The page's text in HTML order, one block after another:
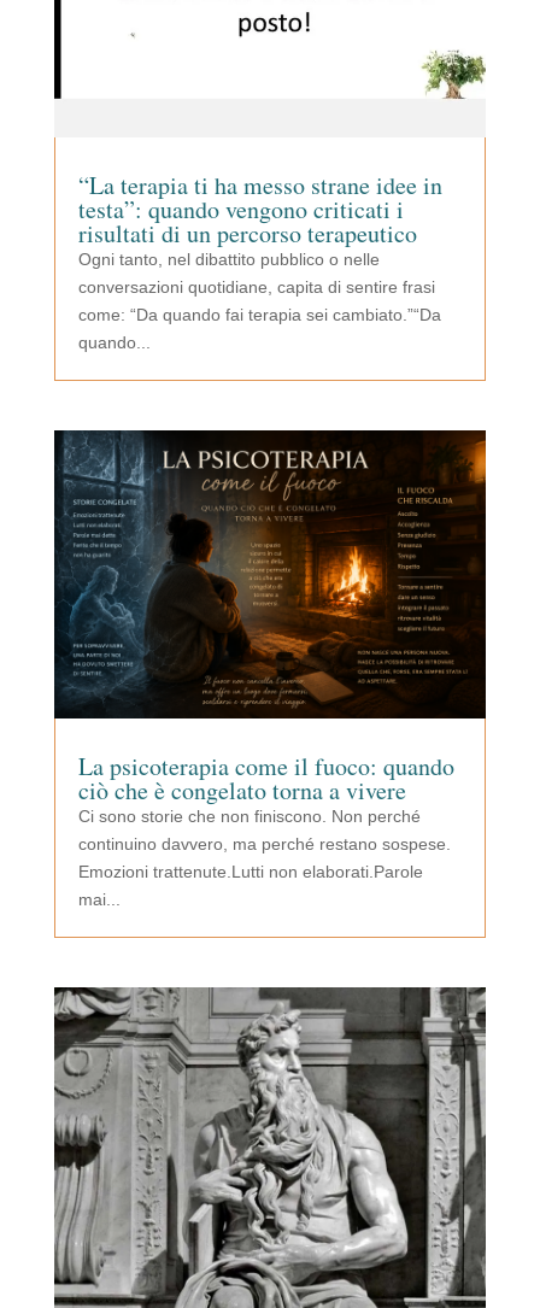
“La terapia ti ha messo strane idee in
testa”: quando vengono criticati i
risultati di un percorso terapeutico
Ogni tanto, nel dibattito pubblico o nelle
conversazioni quotidiane, capita di sentire frasi
come: “Da quando fai terapia sei cambiato.”“Da
quando...
La psicoterapia come il fuoco: quando
ciò che è congelato torna a vivere
Ci sono storie che non finiscono. Non perché
continuino davvero, ma perché restano sospese.
Emozioni trattenute.Lutti non elaborati.Parole
mai...